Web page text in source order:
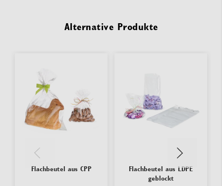
Alternative Produkte
Flachbeutel aus CPP
Flachbeutel aus LDPE
geblockt